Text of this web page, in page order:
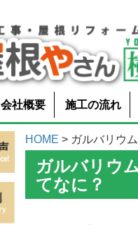
会社概要 施工の流れ
HOME > ガルバリウ
ガルバリウ
てなに？